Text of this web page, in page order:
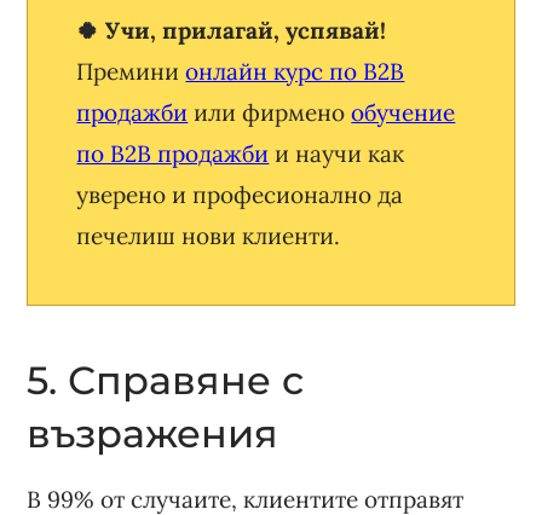
🍀 Учи, прилагай, успявай!
Преминионлайн курс по B2B
продажби или фирменообучение
по B2B продажби и научи как
уверено и професионално да
печелиш нови клиенти.
5. Справяне с
възражения
В 99% от случаите, клиентите отправят